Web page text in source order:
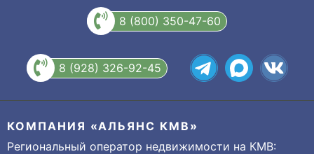
8 (800) 350-47-60
8 (928) 326-92-45
КОМПАНИЯ «АЛЬЯНС КМВ»
Региональный оператор недвижимости на КМВ: